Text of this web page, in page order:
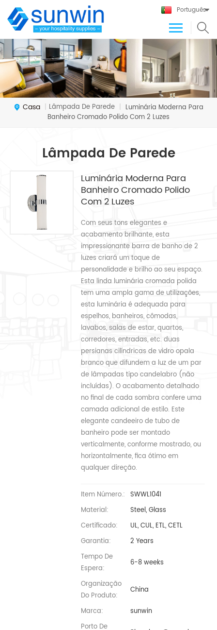
Português
Casa | Lâmpada De Parede | Luminária Moderna Para
Banheiro Cromado Polido Com 2 Luzes
Lâmpada De Parede
Luminária Moderna Para
Banheiro Cromado Polido
Com 2 Luzes
Com seus tons elegantes e
acabamento brilhante, esta
impressionante barra de banho de 2
luzes criará um toque de
personalidade e brilho ao seu espaço.
Esta linda luminária cromada polida
tem uma ampla gama de utilizações,
esta luminária é adequada para
espelhos, banheiros, cômodas,
lavabos, salas de estar, quartos,
corredores, entradas, etc. duas
persianas cilíndricas de vidro opala
branco que difundem a luz de um par
de lâmpadas tipo candelabro (não
incluídas). O acabamento detalhado
no final de cada sombra confere uma
camada adicional de estilo. Este
elegante candeeiro de tubo de
banheiro pode ser montado
verticalmente, conforme mostrado, ou
horizontalmente, fica ótimo em
qualquer direção.
Item Número.: SWWL1041
Material:
Steel, Glass
Certificado:
UL, CUL, ETL, CETL
Garantia:
2 Years
Tempo De
Espera:
6-8 weeks
Organização
Do Produto:
China
Marca:
sunwin
Porto De